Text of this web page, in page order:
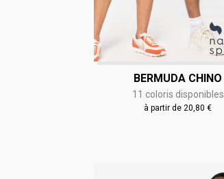
BERMUDA CHINO
11 coloris disponibles
à partir de 20,80 €